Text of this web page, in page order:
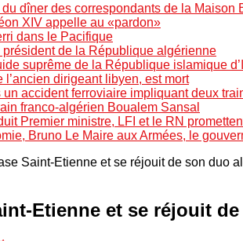
dîner des correspondants de la Maison
XIV appelle au «pardon»
dans le Pacifique
de la République algérienne
suprême de la République islamique
dirigeant libyen, est mort
accident ferroviaire impliquant deux
franco-algérien Boualem Sansal
Premier ministre, LFI et le RN
Bruno Le Maire aux Armées, le
Saint-Etienne et se réjouit de son duo
Etienne et se réjouit